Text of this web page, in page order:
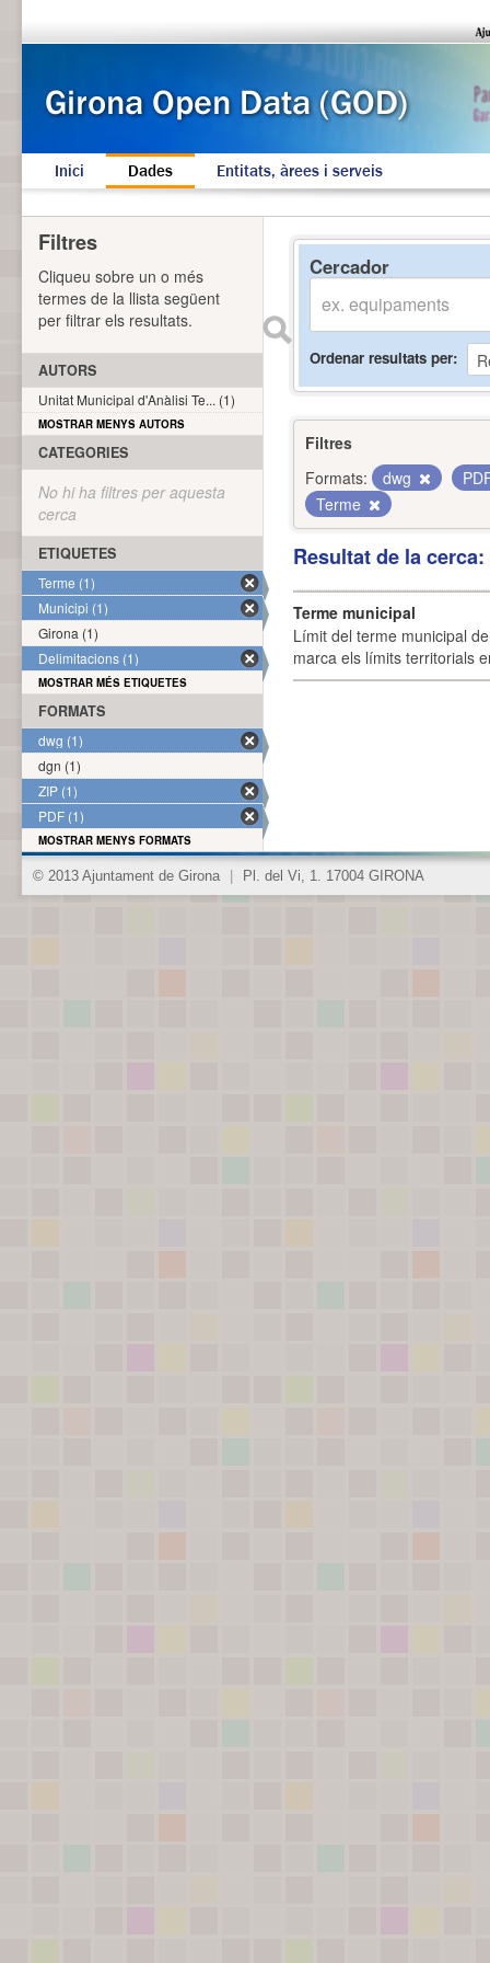
Inici Dades Entitats, àrees i serveis
Cercador
Ordenar resultats per
Filtres
Formats:
dwg
Terme
Resultat de la
Terme municipal
Límit del terme municipal
marca els límits territorials
Filtres
Cliqueu sobre un o més
termes de la llista següent
per filtrar els resultats.
AUTORS
Unitat Municipal d'Anàlisi Te... (1)
MOSTRAR MENYS AUTORS
CATEGORIES
No hi ha filtres per aquesta
cerca
ETIQUETES
Terme (1)
Municipi (1)
Girona (1)
Delimitacions (1)
MOSTRAR MÉS ETIQUETES
FORMATS
dwg (1)
dgn (1)
ZIP (1)
PDF (1)
MOSTRAR MENYS FORMATS
© 2013 Ajuntament de Girona Pl. del Vi, 1. 17004 GIRONA